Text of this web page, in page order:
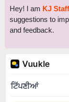
Hey! I am KJ Staff
suggestions to
and feedback.